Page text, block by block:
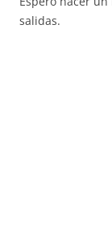
salidas.